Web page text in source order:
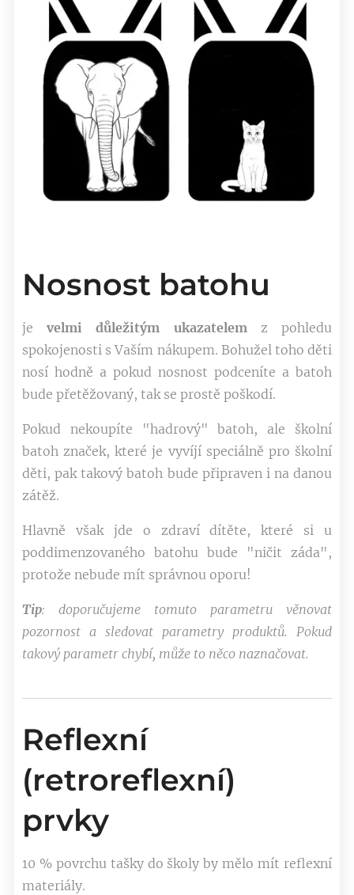
Nosnost batohu
jevelmi důležitým ukazatelemz pohledu
spokojenosti s Vaším nákupem. Bohužel toho děti
nosí hodně a pokud nosnost podceníte a batoh
bude přetěžovaný, tak se prostě poškodí.
Pokud nekoupíte "hadrový" batoh, ale školní
batoh značek, které je vyvíjí speciálně pro školní
děti, pak takový batoh bude připraven i na danou
zátěž.
Hlavně však jde o zdraví dítěte, které si u
poddimenzovaného batohu bude "ničit záda",
protože nebude mít správnou oporu!
Tip: doporučujeme tomuto parametru věnovat
pozornost a sledovat parametry produktů. Pokud
takový parametr chybí, může to něco naznačovat.
Reflexní
(retroreflexní)
prvky
10 % povrchu tašky do školy by mělo mít reflexní
materiály.